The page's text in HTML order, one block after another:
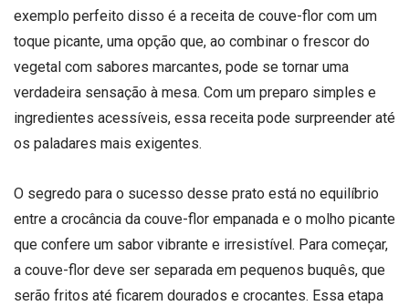
exemplo perfeito disso é a receita de couve-flor com um
toque picante, uma opção que, ao combinar o frescor do
vegetal com sabores marcantes, pode se tornar uma
verdadeira sensação à mesa. Com um preparo simples e
ingredientes acessíveis, essa receita pode surpreender até
os paladares mais exigentes.
O segredo para o sucesso desse prato está no equilíbrio
entre a crocância da couve-flor empanada e o molho picante
que confere um sabor vibrante e irresistível. Para começar,
a couve-flor deve ser separada em pequenos buquês, que
serão fritos até ficarem dourados e crocantes. Essa etapa